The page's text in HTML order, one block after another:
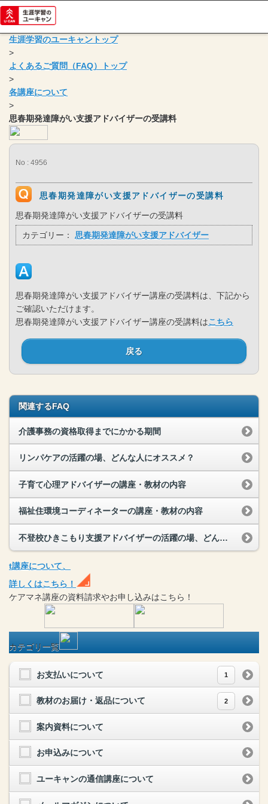
生涯学習のユーキャントップ
>
よくあるご質問（FAQ）トップ
>
各講座について
>
思春期発達障がい支援アドバイザーの受講料
No : 4956
思春期発達障がい支援アドバイザーの受講料
思春期発達障がい支援アドバイザーの受講料
カテゴリー： 思春期発達障がい支援アドバイザー
思春期発達障がい支援アドバイザー講座の受講料は、下記から
ご確認いただけます。
思春期発達障がい支援アドバイザー講座の受講料はこちら
戻る
関連するFAQ
介護事務の資格取得までにかかる期間
リンパケアの活躍の場、どんな人にオススメ？
子育て心理アドバイザーの講座・教材の内容
福祉住環境コーディネーターの講座・教材の内容
不登校ひきこもり支援アドバイザーの活躍の場、どんな人にオススメ？
t講座について、
詳しくはこちら！
ケアマネ講座の資料請求やお申し込みはこちら！
カテゴリ一覧
お支払いについて 1
教材のお届け・返品について 2
案内資料について
お申込みについて
ユーキャンの通信講座について